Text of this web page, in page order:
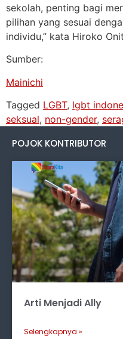
sekolah, penting bagi
pilihan yang sesuai
individu,” kata Hiroko
Sumber:
Mainichi
Tagged LGBT, lgbt
seksual, non-gender,
POJOK KONTRIBUTOR
Arti Menjadi Ally
Selengkapnya »